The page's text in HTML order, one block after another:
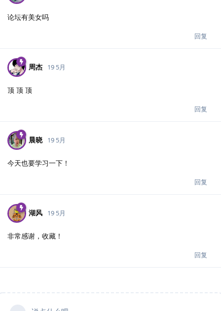
论坛有美女吗
回复
周杰 19 5月
顶 顶 顶
回复
晨晓 19 5月
今天也要学习一下！
回复
湖风 19 5月
非常感谢，收藏！
回复